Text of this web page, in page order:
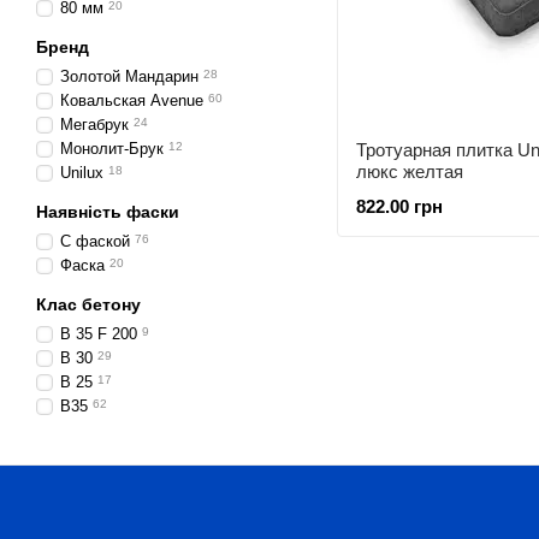
Тротуарная плитка
люкс желтая
822.00 грн
80 мм 20
Бренд
Золотой Мандарин 28
Ковальская Avenue 60
Мегабрук 24
Монолит-Брук 12
Unilux 18
Наявність фаски
С фаской 76
Фаска 20
Клас бетону
В 35 F 200 9
В 30 29
В 25 17
B35 62